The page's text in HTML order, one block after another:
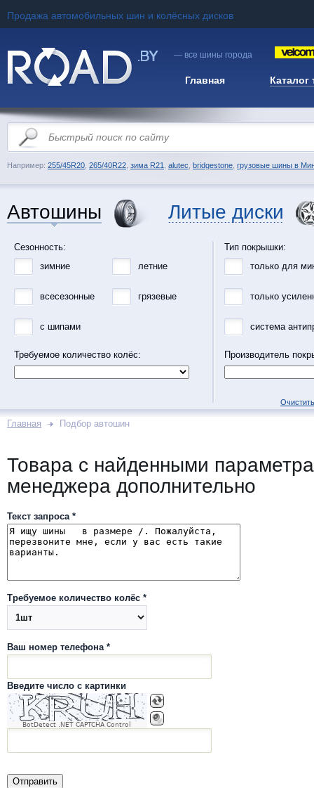
Продажа автомобильных шин и колёсных дисков
— все шины города
Главная Каталог
Например: 255/45R20 265/40R22 зима R21 alutec bridgestone грузовые шины в
Автошины Литые диски
Сезонность:
зимние
летние
всесезонные грязевые
с шипами
Требуемое количество колёс:
Тип покрышки:
только для
только
система
Производитель
Главная Подбор автошин
Товара с найденными
менеджера дополнительно
Текст запроса *
Требуемое количество колёс *
Ваш номер телефона *
Введите число с картинки
BotDetect .NET CAPTCHA Control